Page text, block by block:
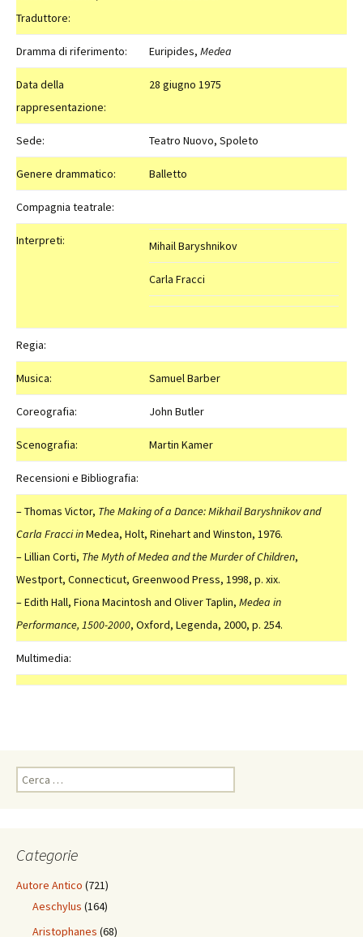
Traduttore:
Dramma di riferimento: Euripides, Medea
Data della
rappresentazione:
28 giugno 1975
Sede: Teatro Nuovo, Spoleto
Genere drammatico: Balletto
Compagnia teatrale:
Interpreti: Mihail Baryshnikov
Carla Fracci
Regia:
Musica: Samuel Barber
Coreografia: John Butler
Scenografia: Martin Kamer
Recensioni e Bibliografia:
– Thomas Victor, The Making of a Dance: Mikhail Baryshnikov and
Carla Fracci inMedea, Holt, Rinehart and Winston, 1976.
– Lillian Corti, The Myth of Medea and the Murder of Children,
Westport, Connecticut, Greenwood Press, 1998, p. xix.
– Edith Hall, Fiona Macintosh and Oliver Taplin, Medea in
Performance, 1500-2000, Oxford, Legenda, 2000, p. 254.
Multimedia:
Ricerca
per:
Categorie
Autore Antico (721)
Aeschylus (164)
Aristophanes (68)